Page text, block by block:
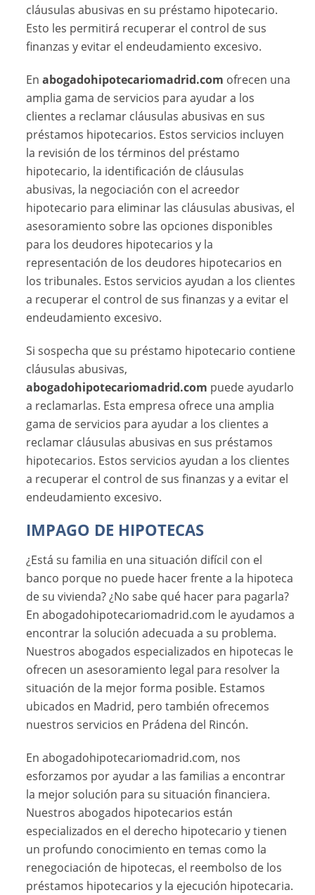
cláusulas abusivas en su préstamo hipotecario.
Esto les permitirá recuperar el control de sus
finanzas y evitar el endeudamiento excesivo.
Enabogadohipotecariomadrid.com ofrecen una
amplia gama de servicios para ayudar a los
clientes a reclamar cláusulas abusivas en sus
préstamos hipotecarios. Estos servicios incluyen
la revisión de los términos del préstamo
hipotecario, la identificación de cláusulas
abusivas, la negociación con el acreedor
hipotecario para eliminar las cláusulas abusivas, el
asesoramiento sobre las opciones disponibles
para los deudores hipotecarios y la
representación de los deudores hipotecarios en
los tribunales. Estos servicios ayudan a los clientes
a recuperar el control de sus finanzas y a evitar el
endeudamiento excesivo.
Si sospecha que su préstamo hipotecario contiene
cláusulas abusivas,
abogadohipotecariomadrid.com puede ayudarlo
a reclamarlas. Esta empresa ofrece una amplia
gama de servicios para ayudar a los clientes a
reclamar cláusulas abusivas en sus préstamos
hipotecarios. Estos servicios ayudan a los clientes
a recuperar el control de sus finanzas y a evitar el
endeudamiento excesivo.
IMPAGO DE HIPOTECAS
¿Está su familia en una situación difícil con el
banco porque no puede hacer frente a la hipoteca
de su vivienda? ¿No sabe qué hacer para pagarla?
En abogadohipotecariomadrid.com le ayudamos a
encontrar la solución adecuada a su problema.
Nuestros abogados especializados en hipotecas le
ofrecen un asesoramiento legal para resolver la
situación de la mejor forma posible. Estamos
ubicados en Madrid, pero también ofrecemos
nuestros servicios en Prádena del Rincón.
En abogadohipotecariomadrid.com, nos
esforzamos por ayudar a las familias a encontrar
la mejor solución para su situación financiera.
Nuestros abogados hipotecarios están
especializados en el derecho hipotecario y tienen
un profundo conocimiento en temas como la
renegociación de hipotecas, el reembolso de los
préstamos hipotecarios y la ejecución hipotecaria.